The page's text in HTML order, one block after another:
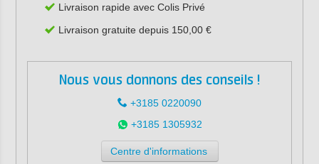
Livraison rapide avec Colis Privé
Livraison gratuite depuis 150,00 €
Nous vous donnons des conseils !
+3185 0220090
+3185 1305932
Centre d'informations